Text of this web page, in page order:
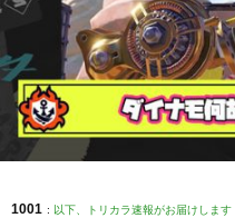
1001 : 以下、トリカラ速報がお届けします